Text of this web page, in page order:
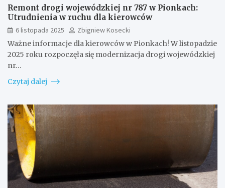
Remont drogi wojewódzkiej nr 787 w Pionkach:
Utrudnienia w ruchu dla kierowców
6 listopada 2025
Zbigniew Kosecki
Ważne informacje dla kierowców w Pionkach! W listopadzie
2025 roku rozpoczęła się modernizacja drogi wojewódzkiej
nr…
Czytaj dalej